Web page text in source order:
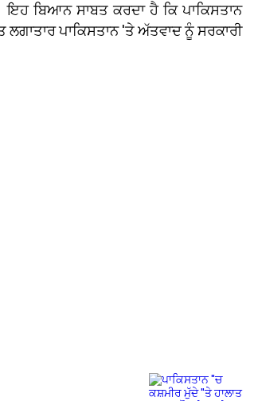
ਬਿਆਨ ਸਾਬਤ ਕਰਦਾ ਹੈ ਕਿ ਪਾਕਿਸਤਾਨ
ਪਾਕਿਸਤਾਨ 'ਤੇ ਅੱਤਵਾਦ ਨੂੰ ਸਰਕਾਰੀ